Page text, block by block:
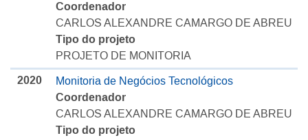
Coordenador
CARLOS ALEXANDRE CAMARGO DE ABREU
Tipo do projeto
PROJETO DE MONITORIA
2020
Monitoria de Negócios Tecnológicos
Coordenador
CARLOS ALEXANDRE CAMARGO DE ABREU
Tipo do projeto